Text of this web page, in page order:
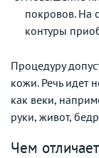
покровов. На
контуры
Процедуру
кожи. Речь идет
как веки,
руки, живот,
Чем